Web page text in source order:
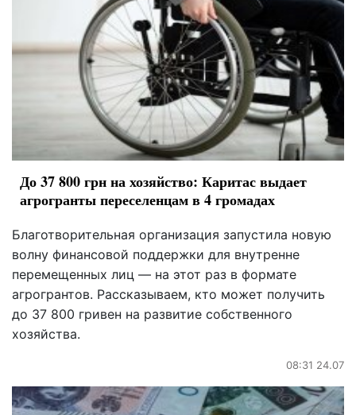
До 37 800 грн на хозяйство: Каритас выдает
агрогранты переселенцам в 4 громадах
Благотворительная организация запустила новую
волну финансовой поддержки для внутренне
перемещенных лиц — на этот раз в формате
агрогрантов. Рассказываем, кто может получить
до 37 800 гривен на развитие собственного
хозяйства.
08:31 24.07